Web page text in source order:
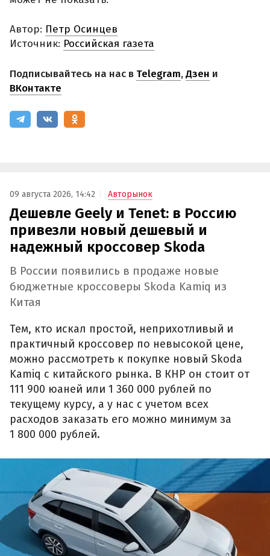
Автор: Петр Осинцев
Источник: Российская газета
Подписывайтесь на нас в Telegram,Дзен и
ВКонтакте
09 августа 2026, 14:42 Авторынок
Дешевле Geely и Tenet: в Россию
привезли новый дешевый и
надежный кроссовер Skoda
В России появились в продаже новые
бюджетные кроссоверы Skoda Kamiq из
Китая
Тем, кто искал простой, неприхотливый и
практичный кроссовер по невысокой цене,
можно рассмотреть к покупке новый Skoda
Kamiq с китайского рынка. В КНР он стоит от
111 900 юаней или 1 360 000 рублей по
текущему курсу, а у нас с учетом всех
расходов заказать его можно минимум за
1 800 000 рублей.